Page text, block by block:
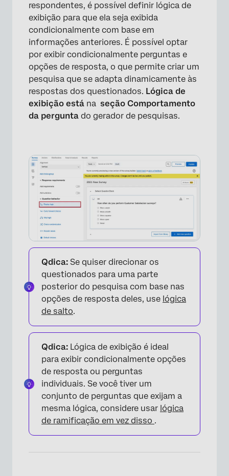
Usando a lógica de exibição na página
Solução de problemas de lógica de exibição
Lógica de exibição em diferentes tipos de
Perguntas frequentes
respondentes, é possível definir lógica de
exibição para que ela seja exibida
condicionalmente com base em
informações anteriores. É possível optar
por exibir condicionalmente perguntas e
opções de resposta, o que permite criar um
pesquisa que se adapta dinamicamente às
respostas dos questionados. Lógica de
exibição está na seção Comportamento
da pergunta do gerador de pesquisas.
Qdica: Se quiser direcionar os
questionados para uma parte
posterior do pesquisa com base nas
opções de resposta deles, use lógica
de salto.
Qdica: Lógica de exibição é ideal
para exibir condicionalmente opções
de resposta ou perguntas
individuais. Se você tiver um
conjunto de perguntas que exijam a
mesma lógica, considere usar lógica
de ramificação em vez disso .